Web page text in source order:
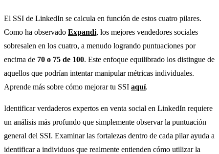
El SSI de LinkedIn se calcula en función de estos cuatro pilares.
Como ha observado Expandi, los mejores vendedores sociales
sobresalen en los cuatro, a menudo logrando puntuaciones por
encima de 70 o 75 de 100. Este enfoque equilibrado los distingue de
aquellos que podrían intentar manipular métricas individuales.
Aprende más sobre cómo mejorar tu SSI aquí.
Identificar verdaderos expertos en venta social en LinkedIn requiere
un análisis más profundo que simplemente observar la puntuación
general del SSI. Examinar las fortalezas dentro de cada pilar ayuda a
identificar a individuos que realmente entienden cómo utilizar la